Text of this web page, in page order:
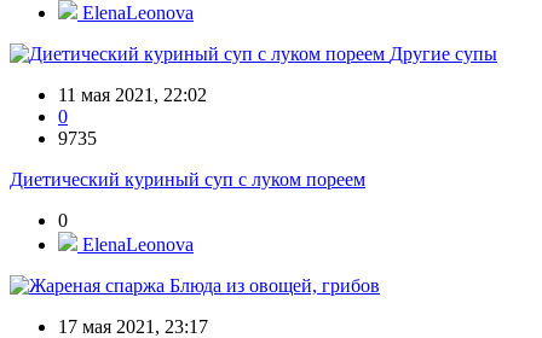
ElenaLeonova
Другие супы
11 мая 2021, 22:02
0
9735
Диетический куриный суп с луком пореем
0
ElenaLeonova
Блюда из овощей, грибов
17 мая 2021, 23:17